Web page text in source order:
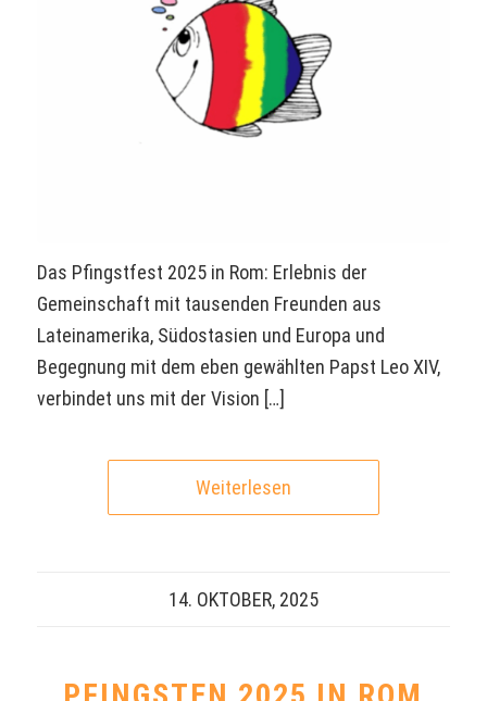
Das Pfingstfest 2025 in Rom: Erlebnis der
Gemeinschaft mit tausenden Freunden aus
Lateinamerika, Südostasien und Europa und
Begegnung mit dem eben gewählten Papst Leo XIV,
verbindet uns mit der Vision […]
Weiterlesen
14. OKTOBER, 2025